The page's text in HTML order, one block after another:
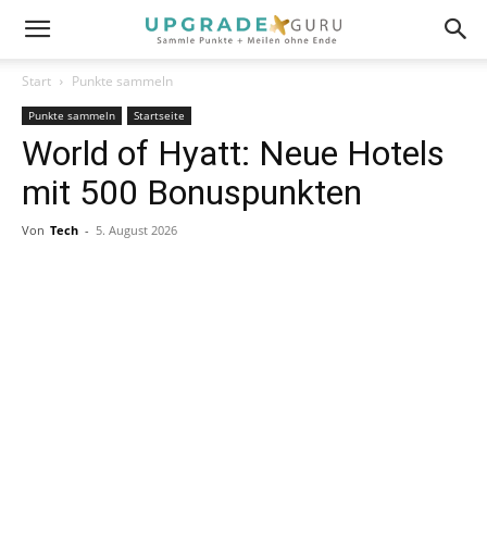
Start Punkte sammeln
Punkte sammeln Startseite
World of Hyatt: Neue Hotels
mit 500 Bonuspunkten
Von Tech - 5. August 2026